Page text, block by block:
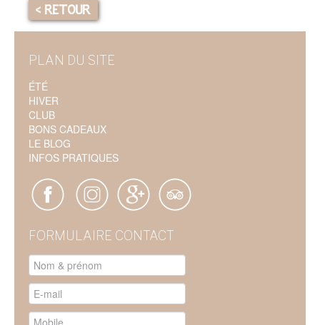
< RETOUR
PLAN DU SITE
ÉTÉ
HIVER
CLUB
BONS CADEAUX
LE BLOG
INFOS PRATIQUES
FORMULAIRE CONTACT